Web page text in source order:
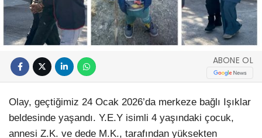
ABONE OL
Olay, geçtiğimiz 24 Ocak 2026’da merkeze bağlı Işıklar
beldesinde yaşandı. Y.E.Y isimli 4 yaşındaki çocuk,
annesi Z.K. ve dede M.K., tarafından yüksekten